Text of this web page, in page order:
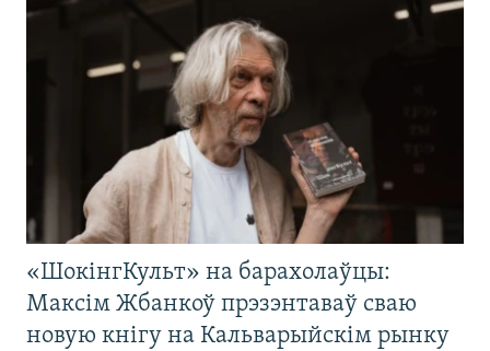
«ШокінгКульт» на барахолаўцы:
Максім Жбанкоў прэзэнтаваў сваю
новую кнігу на Кальварыйскім рынку